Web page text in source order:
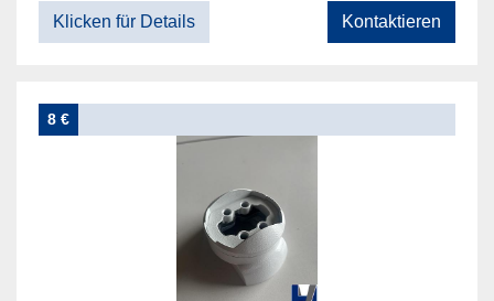
Klicken für Details Kontaktieren
8 €